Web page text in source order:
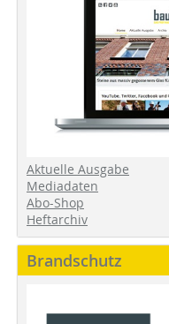
Aktuelle Ausgabe
Mediadaten
Abo-Shop
Heftarchiv
Brandschutz